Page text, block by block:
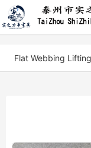
Flat Webbing